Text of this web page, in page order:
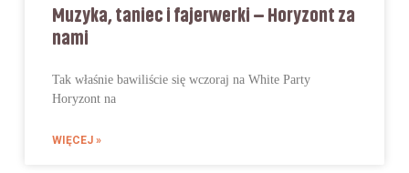
Muzyka, taniec i fajerwerki – Horyzont za
nami
Tak właśnie bawiliście się wczoraj na White Party
Horyzont na
WIĘCEJ »